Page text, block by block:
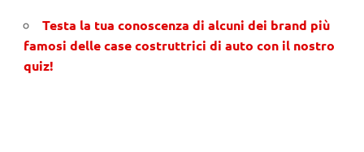
Testa la tua conoscenza di alcuni dei brand più
famosi delle case costruttrici di auto con il nostro
quiz!